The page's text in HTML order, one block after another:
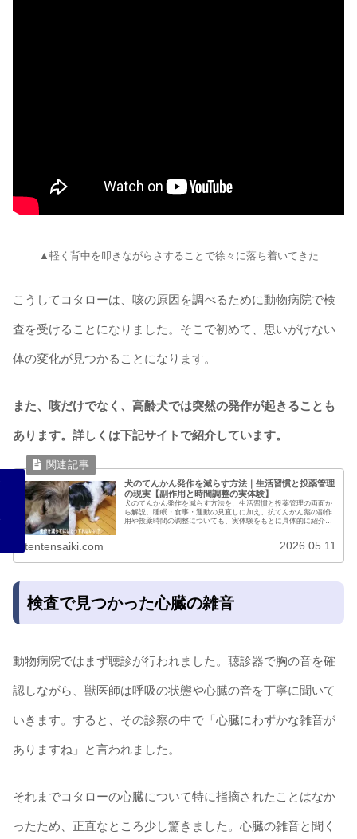
▲軽く背中を叩きながらさすることで徐々に落ち着いてきた
こうしてコタローは、咳の原因を調べるために動物病院で検
査を受けることになりました。そこで初めて、思いがけない
体の変化が見つかることになります。
また、咳だけでなく、高齢犬では突然の発作が起きることも
あります。詳しくは下記サイトで紹介しています。
犬のてんかん発作を減らす方法｜生活習慣と投薬管理
の現実【副作用と時間調整の実体験】
犬のてんかん発作を減らす方法を、生活習慣と投薬管理の両面か
ら解説。睡眠・食事・運動の見直しに加え、抗てんかん薬の副作
用や投薬時間の調整についても、実体験をもとに具体的に紹介し
tentensaiki.com 2026.05.11
検査で見つかった心臓の雑音
動物病院ではまず聴診が行われました。聴診器で胸の音を確
認しながら、獣医師は呼吸の状態や心臓の音を丁寧に聞いて
いきます。すると、その診察の中で「心臓にわずかな雑音が
ありますね」と言われました。
それまでコタローの心臓について特に指摘されたことはなか
ったため、正直なところ少し驚きました。心臓の雑音と聞く